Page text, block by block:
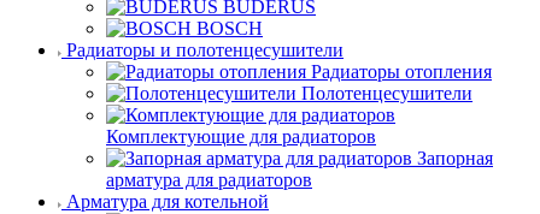
BUDERUS
BOSCH
Радиаторы и полотенцесушители
Радиаторы отопления
Полотенцесушители
Комплектующие для радиаторов
Запорная
арматура для радиаторов
Арматура для котельной